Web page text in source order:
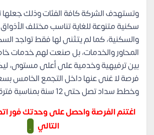
وتستهدف الشركة كافة الفئات وذلك
سكنية متنوعة للغاية تناسب مختلف الأذواق
والسكنية، كما لم يتثنى لها فقط تواجد
المحاور والخدمات، بل صنعت لهم خدمات
بين ترفيهية وخدمية على أعلى مستوى،
فرصة لا غنى عنها داخل التجمع الخامس
وخطط سداد تصل حتى 12 سنة بمناسبة فترة الإطلاق الأولى.
اغتنم الفرصة واحصل على وحدتك فور
التالي